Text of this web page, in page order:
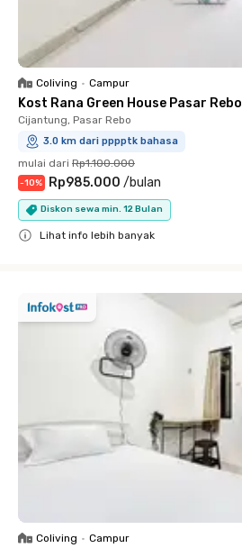
Coliving • Campur
Kost Rana Green House Pasar Rebo
Cijantung, Pasar Rebo
3.0 km dari pppptk bahasa
mulai dari Rp1.100.000
-10% Rp985.000 /bulan
Diskon sewa min. 12 Bulan
Lihat info lebih banyak
Coliving • Campur